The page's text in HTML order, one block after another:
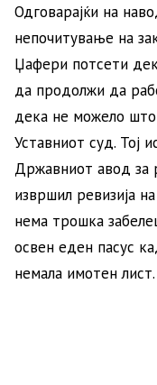
Одговарајќи на
непочитување на
Џафери потсети
да продолжи да
дека не можело
Уставниот суд. Тој
Државниот авод за
извршил ревизија
нема трошка
освен еден пасус
немала имотен лист.